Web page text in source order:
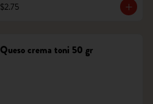
$2.75
Queso crema toni 50 gr